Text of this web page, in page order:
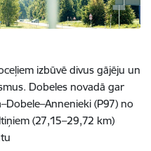
izbūvē divus gājēju un
Dobeles novadā gar
(P97) no
(27,15–29,72 km)